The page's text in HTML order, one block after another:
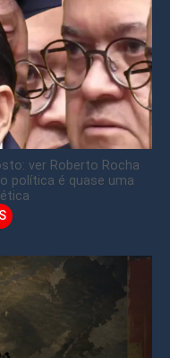
ver Roberto Rocha
política é quase uma